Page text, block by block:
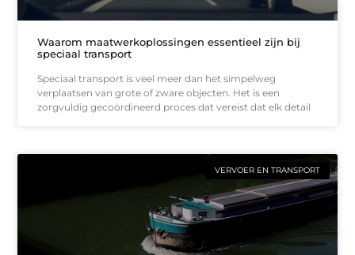
Waarom maatwerkoplossingen essentieel zijn bij
speciaal transport
Speciaal transport is veel meer dan het simpelweg
verplaatsen van grote of zware objecten. Het is een
zorgvuldig gecoördineerd proces dat vereist dat elk detail
VERVOER EN TRANSPORT